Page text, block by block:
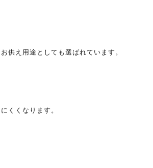
供え用途としても選ばれています。
くくなります。